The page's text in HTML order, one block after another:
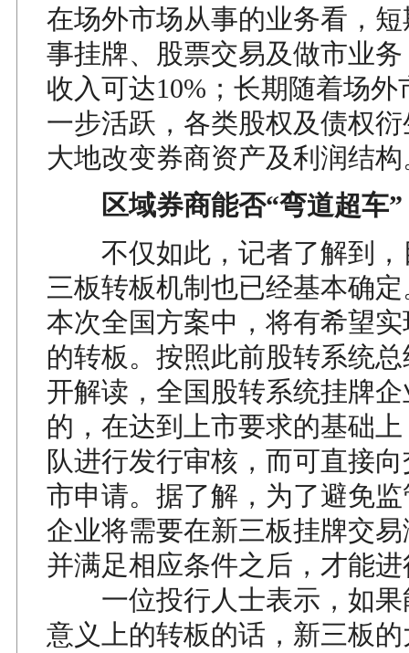
在场外市场从事的业务看，
事挂牌、股票交易及做市业
收入可达10%；长期随着场外
一步活跃，各类股权及债权
大地改变券商资产及利润结构
区域券商能否“弯道超车”
不仅如此，记者了解到，
三板转板机制也已经基本确
本次全国方案中，将有希望
的转板。按照此前股转系统
开解读，全国股转系统挂牌
的，在达到上市要求的基础
队进行发行审核，而可直接
市申请。据了解，为了避免
企业将需要在新三板挂牌交
并满足相应条件之后，才能
一位投行人士表示，如果
意义上的转板的话，新三板